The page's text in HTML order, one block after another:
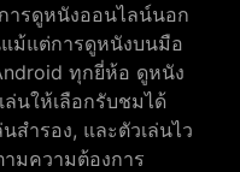
รดูหนังออนไลน์นอก
แม้แต่การดูหนังบนมือ
ทุกยี่ห้อ ดูหนัง
นให้เลือกรับชมได้
สำรอง, และตัวเล่นไว
มความต้องการ